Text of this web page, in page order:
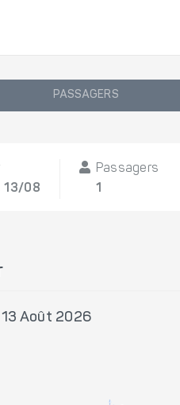
PASSAGERS
13/08
Passagers
1
Août 2026